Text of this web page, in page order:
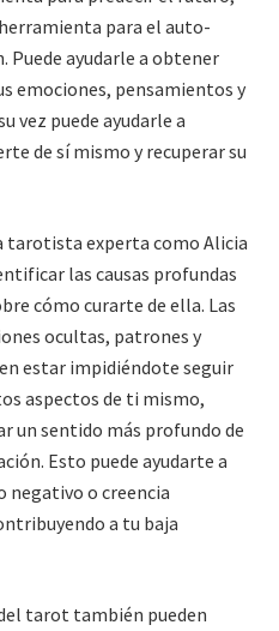
para el auto-
Puede ayudarle a obtener
emociones, pensamientos y
vez puede ayudarle a
de sí mismo y recuperar su
tarotista experta como Alicia
las causas profundas
cómo curarte de ella. Las
ocultas, patrones y
estar impidiéndote seguir
aspectos de ti mismo,
un sentido más profundo de
Esto puede ayudarte a
negativo o creencia
a tu baja
tarot también pueden